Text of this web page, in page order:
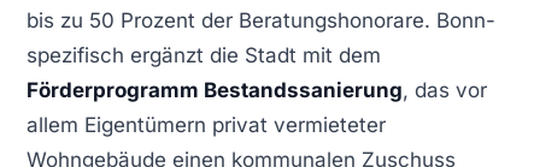
bis zu 50 Prozent der Beratungshonorare. Bonn-
spezifisch ergänzt die Stadt mit dem
Förderprogramm Bestandssanierung, das vor
allem Eigentümern privat vermieteter
Wohngebäude einen kommunalen Zuschuss